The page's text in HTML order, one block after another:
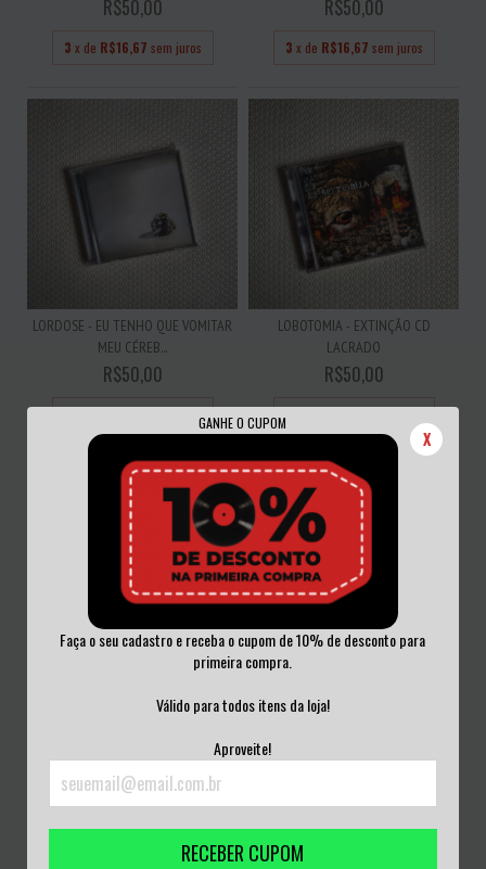
GANHE O CUPOM
X
Faça o seu cadastro e receba o cupom de 10% de desconto para
primeira compra.
Válido para todos itens da loja!
Aproveite!
RECEBER CUPOM
R$50,00
3 x de R$16,67 sem juros
R$50,00
3 x de R$16,67 sem juros
LORDOSE - EU TENHO QUE VOMITAR
MEU CÉREB...
R$50,00
sem juros
LOBOTOMIA - EXTINÇÃO CD
LACRADO
R$50,00
3
DIGIPACK
3x deR$16,67sem juros
HOLOCAUST...